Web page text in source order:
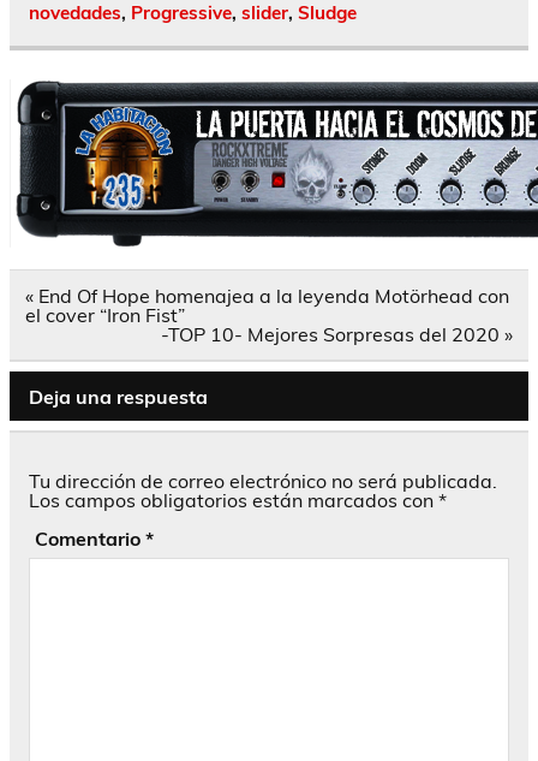
novedades, Progressive, slider, Sludge
Navegación
de
« End Of Hope homenajea a la leyenda Motörhead con
el cover “Iron Fist”
-TOP 10- Mejores Sorpresas del 2020 »
Deja una respuesta
Tu dirección de correo electrónico no será publicada.
Los campos obligatorios están marcados con *
Comentario *